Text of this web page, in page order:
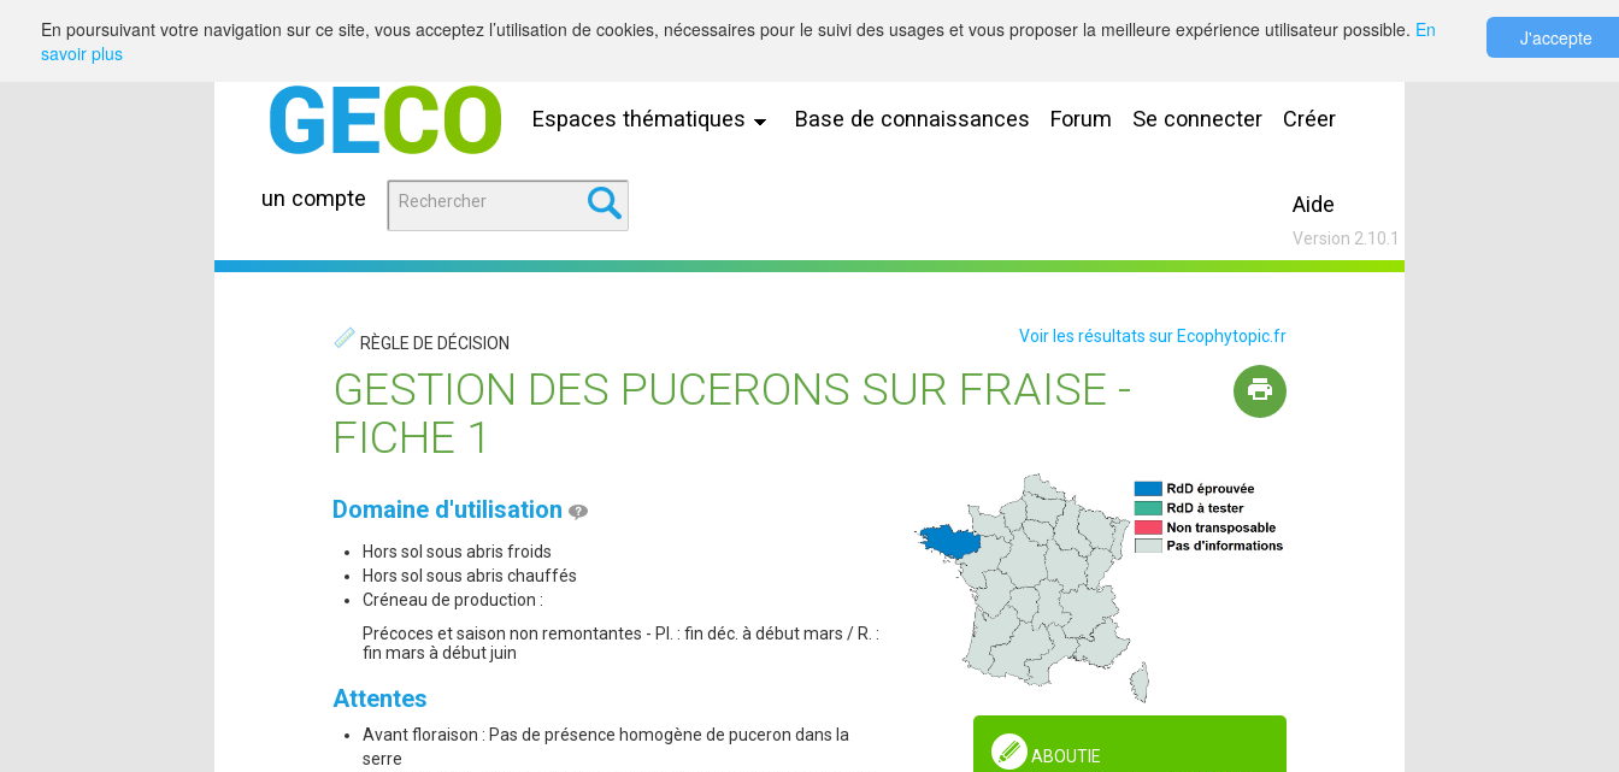
Espaces thématiques Base de connaissances Forum Se connecter Créer
un compte Aide
Version 2.10.1
RÈGLE DE DÉCISION Voir les résultats sur Ecophytopic.fr
GESTION DES PUCERONS SUR FRAISE -
FICHE 1
Domaine d'utilisation
Hors sol sous abris froids
Hors sol sous abris chauffés
Créneau de production :
Précoces et saison non remontantes - Pl. : fin déc. à début mars / R. :
fin mars à début juin
Attentes
Avant floraison : Pas de présence homogène de puceron dans la
serre
ABOUTIE
En poursuivant votre navigation sur ce site, vous acceptez l’utilisation de cookies, nécessaires pour le suivi des usages et vous proposer la meilleure expérience utilisateur possible. En
savoir plus
J'accepte